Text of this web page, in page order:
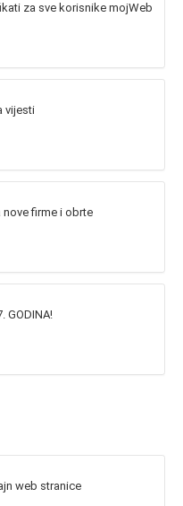
za sve korisnike mojWeb
vijesti
firme i obrte
GODINA!
web stranice